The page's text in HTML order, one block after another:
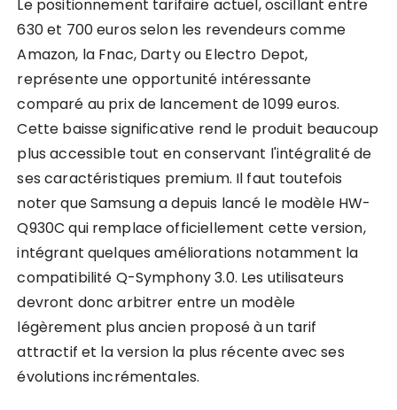
Le positionnement tarifaire actuel, oscillant entre
630 et 700 euros selon les revendeurs comme
Amazon, la Fnac, Darty ou Electro Depot,
représente une opportunité intéressante
comparé au prix de lancement de 1099 euros.
Cette baisse significative rend le produit beaucoup
plus accessible tout en conservant l'intégralité de
ses caractéristiques premium. Il faut toutefois
noter que Samsung a depuis lancé le modèle HW-
Q930C qui remplace officiellement cette version,
intégrant quelques améliorations notamment la
compatibilité Q-Symphony 3.0. Les utilisateurs
devront donc arbitrer entre un modèle
légèrement plus ancien proposé à un tarif
attractif et la version la plus récente avec ses
évolutions incrémentales.